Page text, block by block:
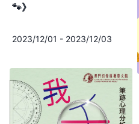
🐾》
2023/12/01 - 2023/12/03